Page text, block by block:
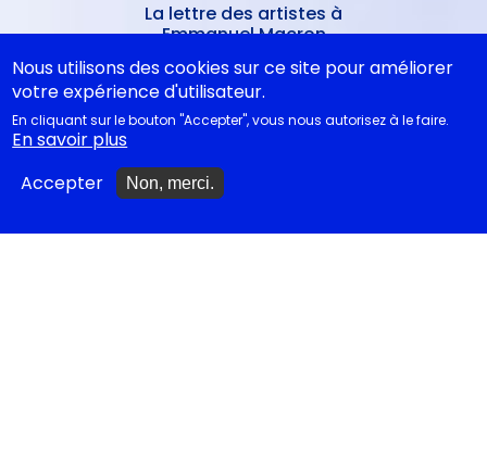
La lettre des artistes à
Emmanuel Macron
EN CLASSE
Documentations
pédagogiques
Nous utilisons des cookies sur ce site pour améliorer
votre expérience d'utilisateur.
En cliquant sur le bouton "Accepter", vous nous autorisez à le faire.
En savoir plus
Accepter
Non, merci.